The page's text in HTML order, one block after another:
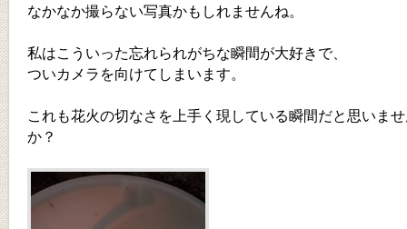
なかなか撮らない写真かもしれませんね。
私はこういった忘れられがちな瞬間が大好きで、
ついカメラを向けてしまいます。
これも花火の切なさを上手く現している瞬間だと思いま
か？